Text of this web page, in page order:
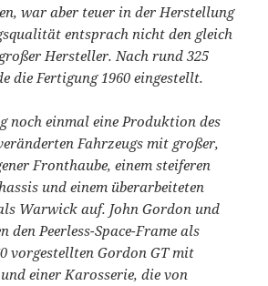
war aber teuer in der Herstellung
entsprach nicht den gleich
Hersteller. Nach rund 325
die Fertigung 1960 eingestellt.
noch einmal eine Produktion des
Fahrzeugs mit großer,
Fronthaube, einem steiferen
und einem überarbeiteten
Warwick auf. John Gordon und
den Peerless-Space-Frame als
vorgestellten Gordon GT mit
einer Karosserie, die von